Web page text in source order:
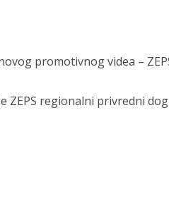
promotivnog videa –
ZEPS regionalni privredni